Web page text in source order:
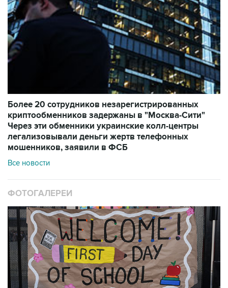
Более 20 сотрудников незарегистрированных
криптообменников задержаны в "Москва-Сити"
Через эти обменники украинские колл-центры
легализовывали деньги жертв телефонных
мошенников, заявили в ФСБ
Все новости
ФОТОГАЛЕРЕИ